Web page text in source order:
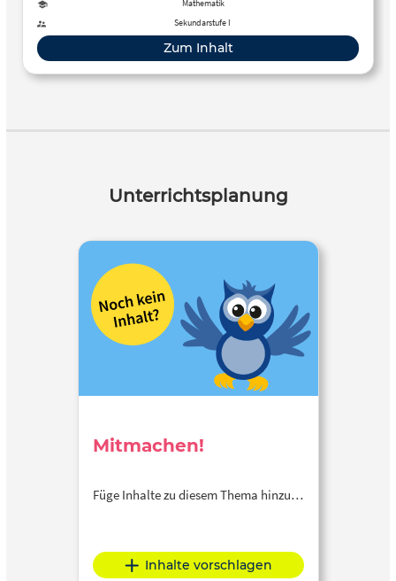
Mathematik
Sekundarstufe I
Zum Inhalt
Unterrichtsplanung
Mitmachen!
Füge Inhalte zu diesem Thema hinzu…
Inhalte vorschlagen